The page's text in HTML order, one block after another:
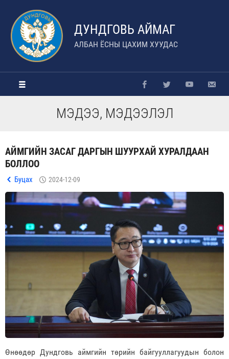
ДУНДГОВЬ АЙМАГ
АЛБАН ЁСНЫ ЦАХИМ ХУУДАС
МЭДЭЭ, МЭДЭЭЛЭЛ
АЙМГИЙН ЗАСАГ ДАРГЫН ШУУРХАЙ ХУРАЛДААН
БОЛЛОО
Буцах 2024-12-09
Өнөөдөр Дундговь аймгийн төрийн байгууллагуудын болон